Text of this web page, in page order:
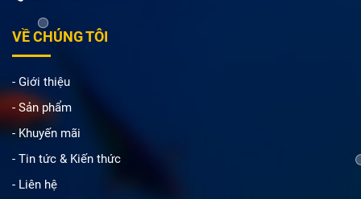
VỀ CHÚNG TÔI
- Giới thiệu
- Sản phẩm
- Khuyến mãi
- Tin tức & Kiến thức
- Liên hệ